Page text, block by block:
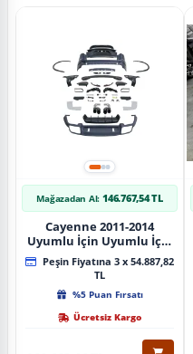
Mağazadan Al: 146.767,54 TL
Cayenne 2011-2014
Uyumlu İçin Uyumlu İçin
2019+ Bagaj Facelift
Parça
Peşin Fiyatına 3 x 54.887,82
TL
%5 Puan Fırsatı
Ücretsiz Kargo